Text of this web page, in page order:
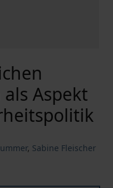
Aspekt
, Sabine Fleischer